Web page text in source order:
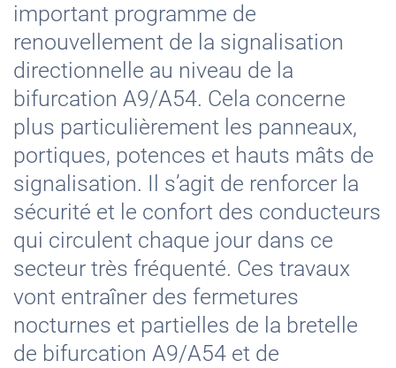
important programme de
renouvellement de la signalisation
directionnelle au niveau de la
bifurcation A9/A54. Cela concerne
plus particulièrement les panneaux,
portiques, potences et hauts mâts de
signalisation. Il s’agit de renforcer la
sécurité et le confort des conducteurs
qui circulent chaque jour dans ce
secteur très fréquenté. Ces travaux
vont entraîner des fermetures
nocturnes et partielles de la bretelle
de bifurcation A9/A54 et de